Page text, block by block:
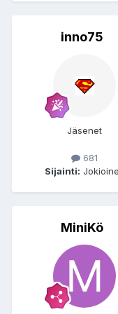
inno75
Jäsenet
681
Sijainti:
MiniKö